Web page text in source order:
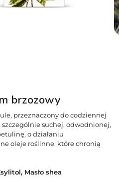
brzozowy
przeznaczony do codziennej
suchej, odwodnionej,
o działaniu
oleje roślinne, które chronią
Masło shea